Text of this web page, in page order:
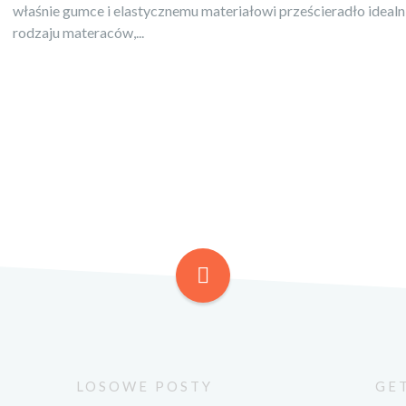
właśnie gumce i elastycznemu materiałowi prześcieradło
rodzaju materaców,...
LOSOWE POSTY